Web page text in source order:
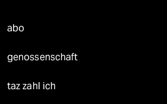
abo
genossenschaft
taz zahl ich